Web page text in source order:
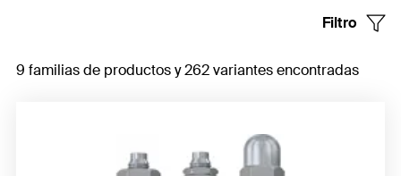
Anclaje de perno FAZ II
Anclaje de perno FWA
Filtro
9 familias de productos y 262 variantes encontradas